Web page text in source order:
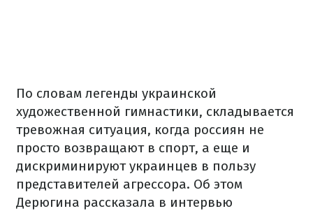
По словам легенды украинской
художественной гимнастики, складывается
тревожная ситуация, когда россиян не
просто возвращают в спорт, а еще и
дискриминируют украинцев в пользу
представителей агрессора. Об этом
Дерюгина рассказала в интервью